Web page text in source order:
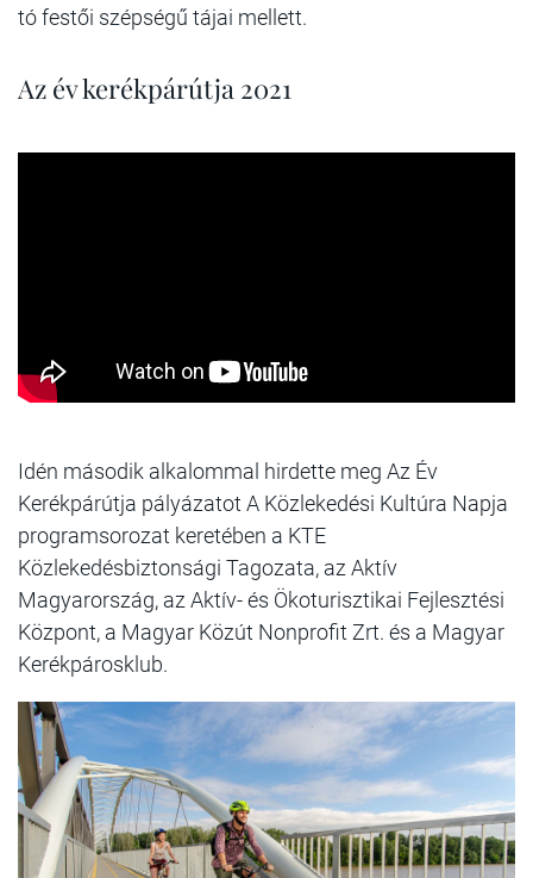
tó festői szépségű tájai mellett.
Az év kerékpárútja 2021
Idén második alkalommal hirdette meg Az Év
Kerékpárútja pályázatot A Közlekedési Kultúra Napja
programsorozat keretében a KTE
Közlekedésbiztonsági Tagozata, az Aktív
Magyarország, az Aktív- és Ökoturisztikai Fejlesztési
Központ, a Magyar Közút Nonprofit Zrt. és a Magyar
Kerékpárosklub.